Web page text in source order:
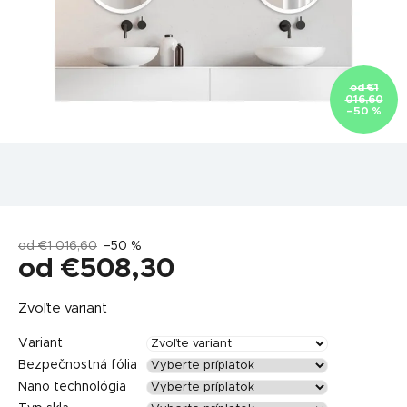
od €1
016,60
–50 %
od €1 016,60 –50 %
od €508,30
cena:
Zvoľte variant
Variant
Bezpečnostná fólia
Nano technológia